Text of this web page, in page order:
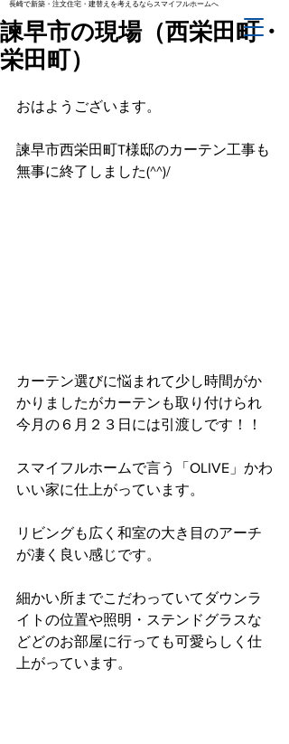
長崎で新築・注文住宅・建替えを考えるならスマイフルホームへ
諫早市の現場（西栄田町・
栄田町）
おはようございます。
諫早市西栄田町T様邸のカーテン工事も
無事に終了しました(^^)/
カーテン選びに悩まれて少し時間がか
かりましたがカーテンも取り付けられ
今月の６月２３日には引渡しです！！
スマイフルホームで言う「OLIVE」かわ
いい家に仕上がっています。
リビングも広く和室の大き目のアーチ
が凄く良い感じです。
細かい所までこだわっていてダウンラ
イトの位置や照明・ステンドグラスな
どどのお部屋に行っても可愛らしく仕
上がっています。